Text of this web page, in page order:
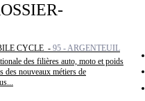
CYCLE - 95 - ARGENTEUIL
des filières auto, moto et poids
des nouveaux métiers de